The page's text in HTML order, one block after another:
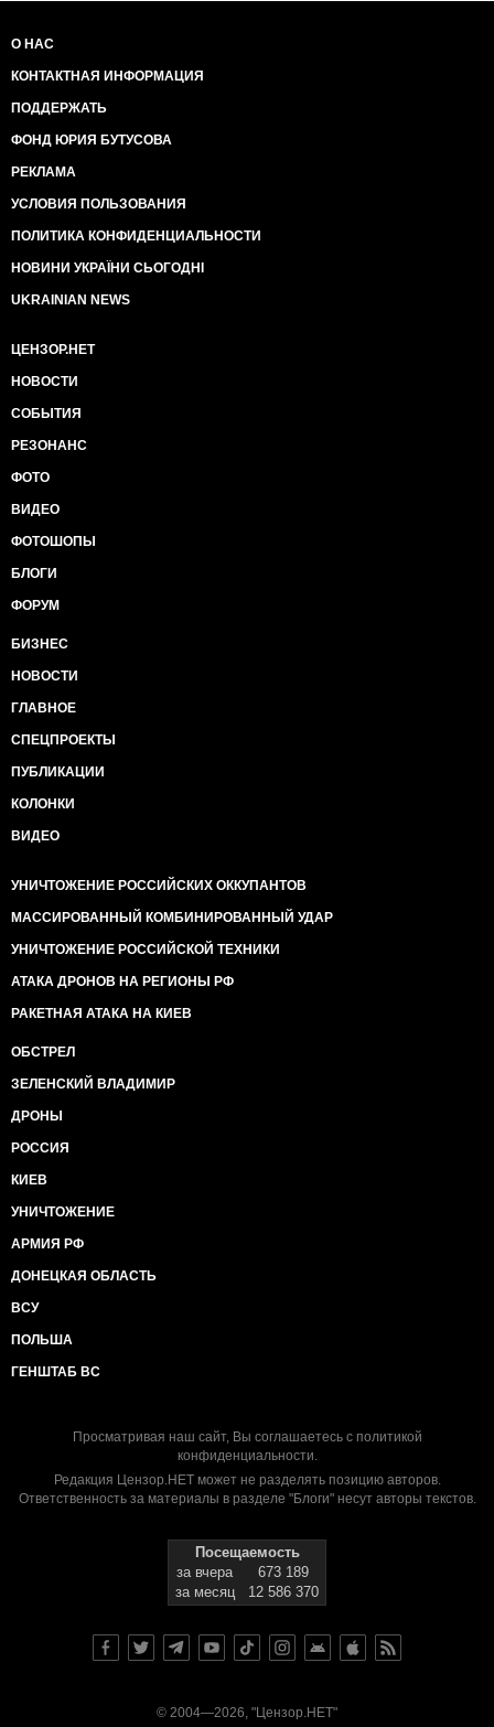
О НАС
КОНТАКТНАЯ ИНФОРМАЦИЯ
ПОДДЕРЖАТЬ
ФОНД ЮРИЯ БУТУСОВА
РЕКЛАМА
УСЛОВИЯ ПОЛЬЗОВАНИЯ
ПОЛИТИКА КОНФИДЕНЦИАЛЬНОСТИ
НОВИНИ УКРАЇНИ СЬОГОДНІ
UKRAINIAN NEWS
ЦЕНЗОР.НЕТ
НОВОСТИ
СОБЫТИЯ
РЕЗОНАНС
ФОТО
ВИДЕО
ФОТОШОПЫ
БЛОГИ
ФОРУМ
БИЗНЕС
НОВОСТИ
ГЛАВНОЕ
СПЕЦПРОЕКТЫ
ПУБЛИКАЦИИ
КОЛОНКИ
ВИДЕО
УНИЧТОЖЕНИЕ РОССИЙСКИХ ОККУПАНТОВ
МАССИРОВАННЫЙ КОМБИНИРОВАННЫЙ УДАР
УНИЧТОЖЕНИЕ РОССИЙСКОЙ ТЕХНИКИ
АТАКА ДРОНОВ НА РЕГИОНЫ РФ
РАКЕТНАЯ АТАКА НА КИЕВ
ОБСТРЕЛ
ЗЕЛЕНСКИЙ ВЛАДИМИР
ДРОНЫ
РОССИЯ
КИЕВ
УНИЧТОЖЕНИЕ
АРМИЯ РФ
ДОНЕЦКАЯ ОБЛАСТЬ
ВСУ
ПОЛЬША
ГЕНШТАБ ВС
Просматривая наш сайт, Вы соглашаетесь с политикой
конфиденциальности.
Редакция Цензор.НЕТ может не разделять позицию авторов.
Ответственность за материалы в разделе "Блоги" несут авторы текстов.
Посещаемость
за вчера
673 189
за месяц
12 586 370
© 2004—2026, "Цензор.НЕТ"